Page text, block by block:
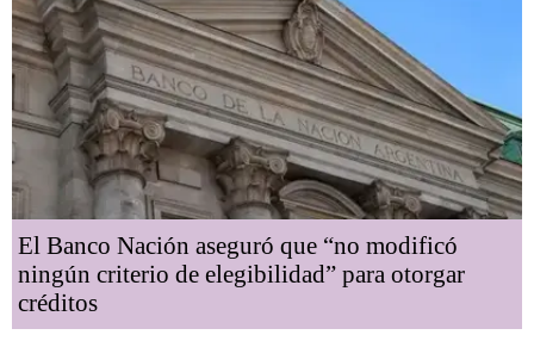
El Banco Nación aseguró que “no modificó
ningún criterio de elegibilidad” para otorgar
créditos